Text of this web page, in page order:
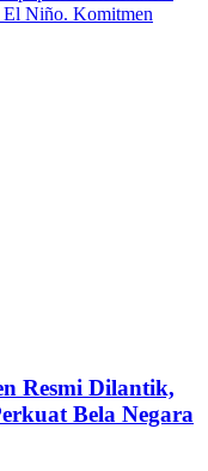
El Niño. Komitmen
Resmi Dilantik,
Bela Negara